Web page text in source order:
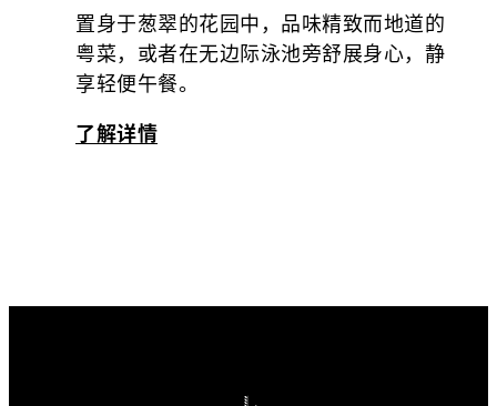
置身于葱翠的花园中，品味精致而地道的
粤菜，或者在无边际泳池旁舒展身心，静
享轻便午餐。
了解详情